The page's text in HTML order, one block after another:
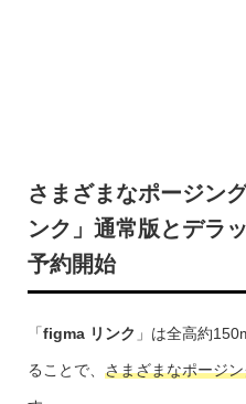
さまざまなポージン
ンク」通常版とデラ
予約開始
「figma リンク 」は全高約
ることで、 さまざまなポージ